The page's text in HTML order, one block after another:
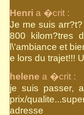
Henri a �crit :
Je me suis
800 kilom?tres
l\'ambiance et
e lors du trajet!!!
helene a �crit :
je suis passer,
prix/
adresse